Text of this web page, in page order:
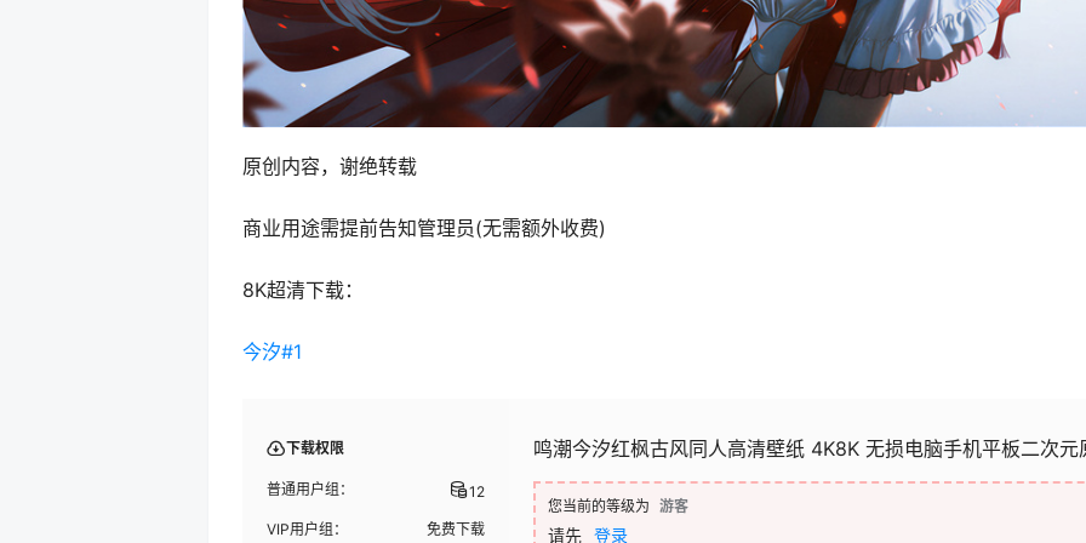
原创内容，谢绝转载
商业用途需提前告知管理员(无需额外收费)
8K超清下载：
今汐#1
下载权限
普通用户组： 12
VIP用户组： 免费下载
鸣潮今汐红枫古风同人高清壁纸 4K8K 无损电脑手机平板二次元
您当前的等级为 游客
请先 登录